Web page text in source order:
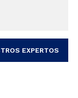
EXPERTOS